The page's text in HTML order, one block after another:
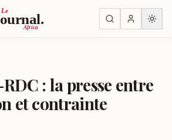
Le
Africa
: la presse entre
et contrainte